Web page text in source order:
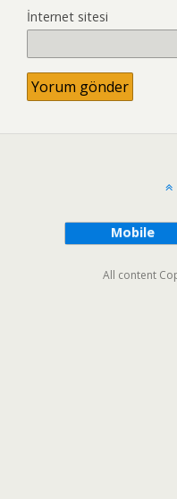
İnternet sitesi
Mobile
All content